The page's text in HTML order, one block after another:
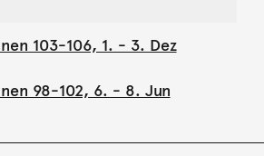
103-106, 1. - 3. Dez
98-102, 6. - 8. Jun